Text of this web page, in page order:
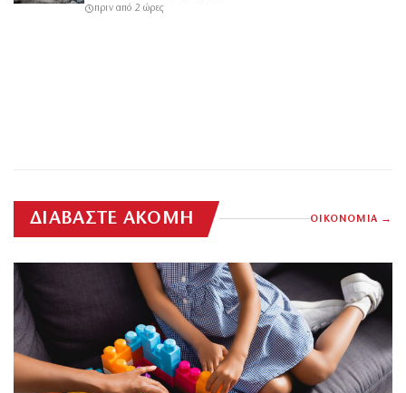
πριν από 2 ώρες
ΔΙΑΒΑΣΤΕ ΑΚΟΜΗ ΟΙΚΟΝΟΜΙΑ